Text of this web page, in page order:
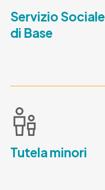
Servizio Sociale
di Base
Tutela minori